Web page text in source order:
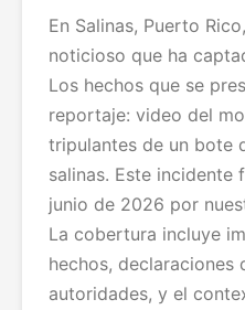
En Salinas, Puerto
noticioso que ha
Los hechos que se
reportaje: video del
tripulantes de un bote
salinas. Este
junio de 2026 por
La cobertura incluye
hechos, declaraciones
autoridades, y el